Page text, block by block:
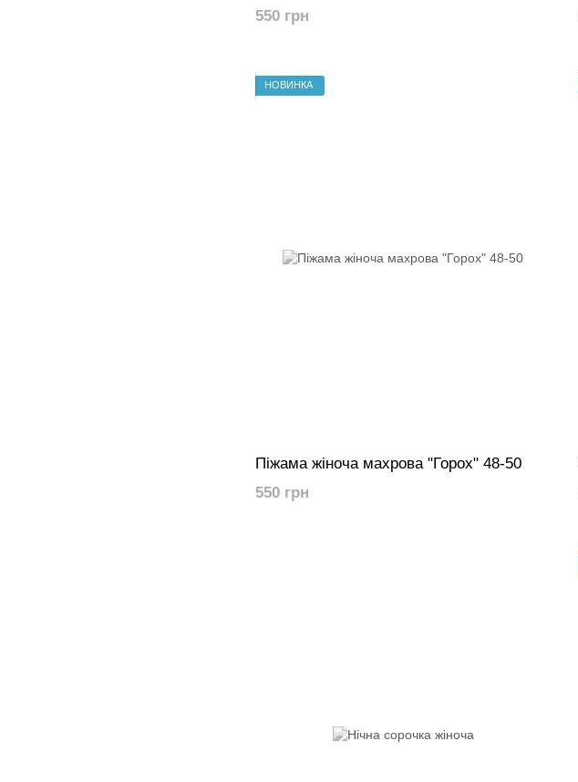
550 грн
НОВИНКА
Піжама жіноча махрова "Горох" 48-50
550 грн